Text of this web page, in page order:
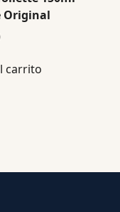
Original
carrito